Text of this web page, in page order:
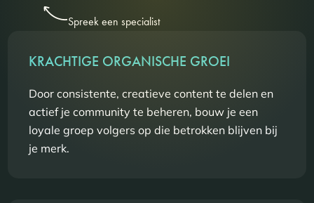
Spreek een specialist
KRACHTIGE ORGANISCHE GROEI
Door consistente, creatieve content te delen en
actief je community te beheren, bouw je een
loyale groep volgers op die betrokken blijven bij
je merk.